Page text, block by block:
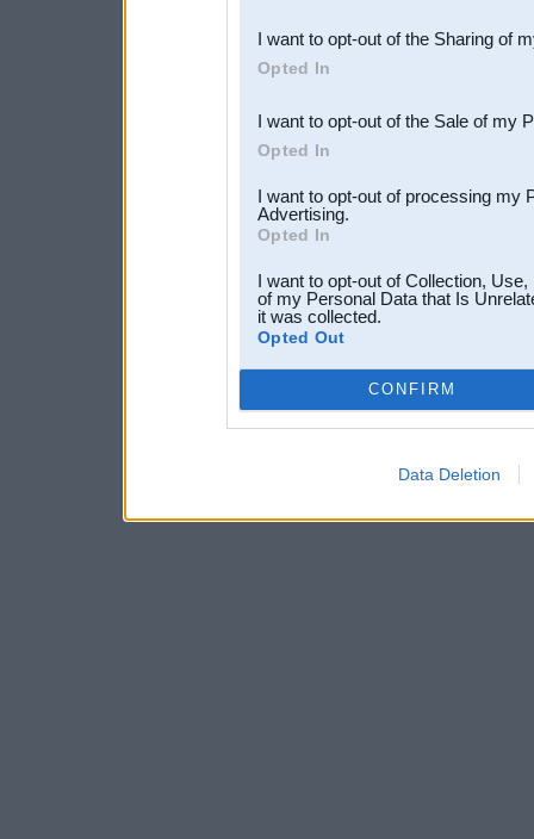
Downstream Participants
third parties.
I want to opt-out of the Sharing of
Opted In
I want to opt-out of the Sale of my
Opted In
I want to opt-out of processing my
Advertising.
Opted In
I want to opt-out of Collection,
of my Personal Data that Is
it was collected.
Opted Out
CONFIRM
Data Deletion